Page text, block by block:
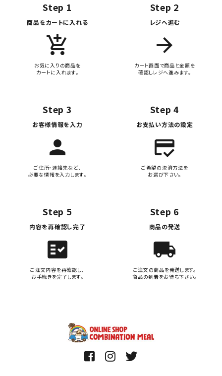
Step 1
商品をカートに入れる
add_shopping_cart
お気に入りの商品を
カートに入れます。
Step 2
レジへ進む
arrow_forward
カート画面で商品と金額を
確認しレジへ進みます。
Step 3
お客様情報を入力
person
ご住所・連絡先など、
必要な情報を入力します。
Step 4
お支払い方法の設定
credit_score
ご希望の決済方法を
お選び下さい。
Step 5
内容を再確認し完了
fact_check
ご注文内容を再確認し、
お手続きを完了します。
Step 6
商品の発送
local_shipping
ご注文の商品を発送します。
商品の到着をお待ち下さい。